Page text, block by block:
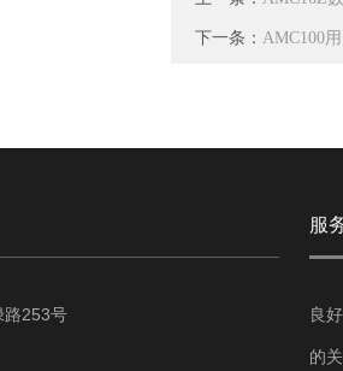
下一条： AMC100
路253号
服
良
的